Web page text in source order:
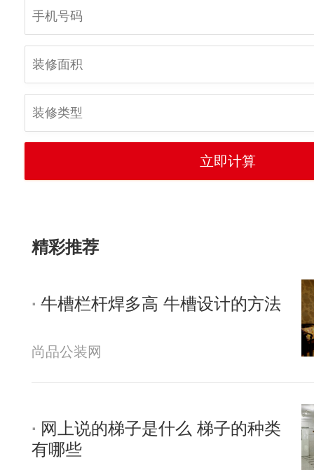
精彩推荐
牛槽栏杆焊多高 牛槽设计的方法
尚品公装网
网上说的梯子是什么 梯子的种类
有哪些